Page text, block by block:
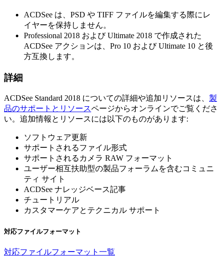
ACDSee は、PSD や TIFF ファイルを編集する際にレ
イヤーを保持しません。
Professional 2018 および Ultimate 2018 で作成された
ACDSee アクションは、Pro 10 および Ultimate 10 と後
方互換します。
詳細
ACDSee Standard 2018 についての詳細や追加リソースは、 製
品のサポートとリソースページからオンラインでご覧くださ
い。追加情報とリソースには以下のものがあります:
ソフトウェア更新
サポートされるファイル形式
サポートされるカメラ RAW フォーマット
ユーザー相互扶助型の製品フォーラムを含むコミュニ
ティ サイト
ACDSee ナレッジベース記事
チュートリアル
カスタマーケアとテクニカル サポート
対応ファイルフォーマット
対応ファイルフォーマット一覧